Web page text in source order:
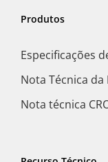
Produtos
Especificações
Nota Técnica da
Nota técnica